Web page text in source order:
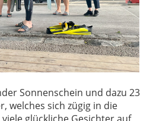
Sonnenschein und dazu 23
welches sich zügig in die